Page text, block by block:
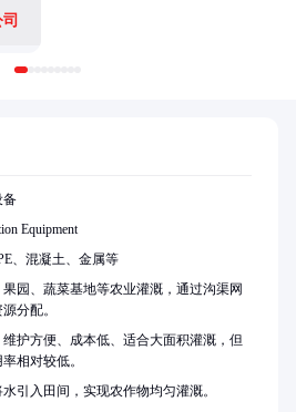
备
Equipment
、混凝土、金属等
果园、蔬菜基地等农业灌溉，通过沟渠网
分配。
护方便、成本低、适合大面积灌溉，但
相对较低。
引入田间，实现农作物均匀灌溉。